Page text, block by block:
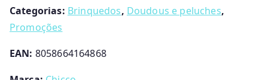
Categorias: Brinquedos, Doudous e peluches,
Promoções
EAN: 8058664164868